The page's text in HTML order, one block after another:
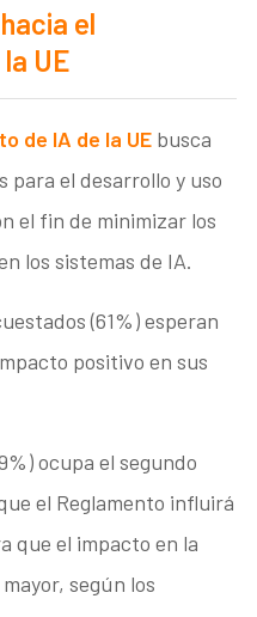
el
UE
de IA de la UE busca
para el desarrollo y uso
el fin de minimizar los
los sistemas de IA.
(61%) esperan
positivo en sus
ocupa el segundo
el Reglamento influirá
que el impacto en la
según los